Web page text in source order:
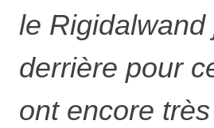
le Rigidalwand
derrière pour
ont encore